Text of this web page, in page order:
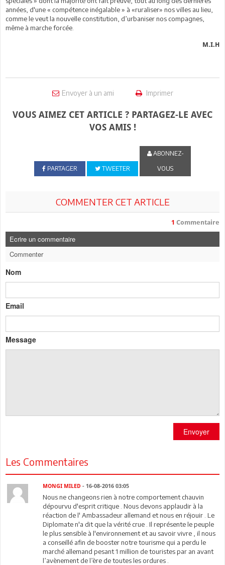
années, d'une « compétence inégalable » à «ruraliser» nos villes au lieu,
comme le veut la nouvelle constitution, d’urbaniser nos compagnes,
même à marche forcée.
M.I.H
Envoyer à un ami Imprimer
VOUS AIMEZ CET ARTICLE ? PARTAGEZ-LE AVEC
VOS AMIS !
PARTAGER TWEETER
ABONNEZ-
VOUS
COMMENTER CET ARTICLE
1 Commentaire
Ecrire un commentaire
Commenter
Nom
Email
Message
Envoyer
Les Commentaires
MONGI MILED- 16-08-2016 03:05
Nous ne changeons rien à notre comportement chauvin
dépourvu d'esprit critique . Nous devons applaudir à la
réaction de l' Ambassadeur allemand et nous en réjouir . Le
Diplomate n'a dit que la vérité crue . Il représente le peuple
le plus sensible à l'environnement et au savoir vivre , il nous
a conseillé afin de booster notre tourisme qui a perdu le
marché allemand pesant 1 million de touristes par an avant
l’avènement de l’ère de toutes les ordures .